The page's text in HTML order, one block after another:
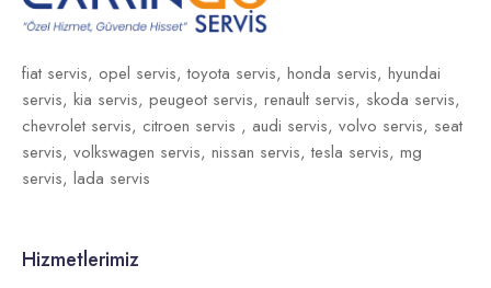
fiat servis, opel servis,toyota servis, honda servis, hyundai
servis, kia servis, peugeot servis, renault servis, skoda servis,
chevrolet servis, citroen servis , audi servis, volvo servis, seat
servis, volkswagen servis, nissan servis,tesla servis, mg
servis, lada servis
Hizmetlerimiz